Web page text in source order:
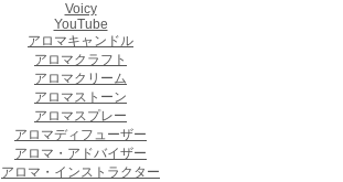
Voicy
YouTube
アロマキャンドル
アロマクラフト
アロマクリーム
アロマストーン
アロマスプレー
アロマディフューザー
アロマ・アドバイザー
アロマ・インストラクター